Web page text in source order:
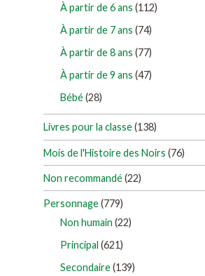
À partir de 6 ans (112)
À partir de 7 ans (74)
À partir de 8 ans (77)
À partir de 9 ans (47)
Bébé(28)
Livres pour la classe(138)
Mois de l'Histoire des Noirs (76)
Non recommandé(22)
Personnage(779)
Non humain (22)
Principal (621)
Secondaire(139)